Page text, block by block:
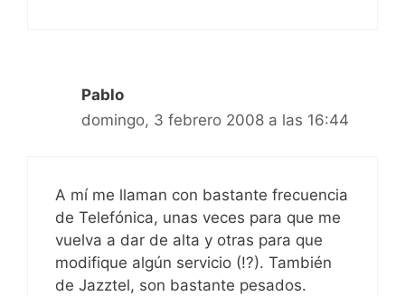
Pablo
domingo, 3 febrero 2008 a las 16:44
A mí me llaman con bastante frecuencia
de Telefónica, unas veces para que me
vuelva a dar de alta y otras para que
modifique algún servicio (!?). También
de Jazztel, son bastante pesados.